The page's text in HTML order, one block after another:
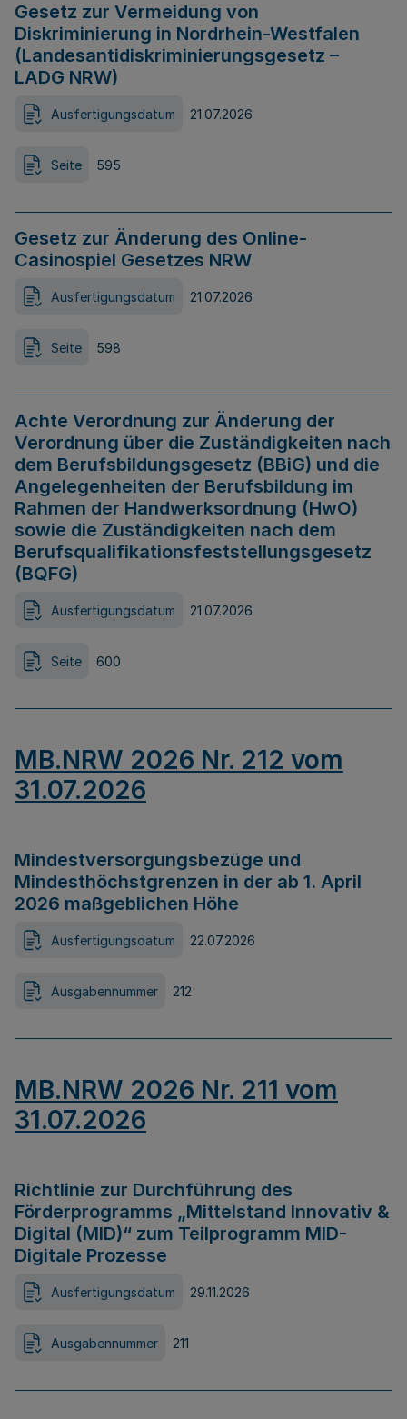
Gesetz zur Vermeidung von
Diskriminierung in Nordrhein-Westfalen
(Landesantidiskriminierungsgesetz –
LADG NRW)
Ausfertigungsdatum 21.07.2026
Seite 595
Gesetz zur Änderung des Online-
Casinospiel Gesetzes NRW
Ausfertigungsdatum 21.07.2026
Seite 598
Achte Verordnung zur Änderung der
Verordnung über die Zuständigkeiten nach
dem Berufsbildungsgesetz (BBiG) und die
Angelegenheiten der Berufsbildung im
Rahmen der Handwerksordnung (HwO)
sowie die Zuständigkeiten nach dem
Berufsqualifikationsfeststellungsgesetz
(BQFG)
Ausfertigungsdatum 21.07.2026
Seite 600
MB.NRW 2026 Nr. 212 vom
31.07.2026
Mindestversorgungsbezüge und
Mindesthöchstgrenzen in der ab 1. April
2026 maßgeblichen Höhe
Ausfertigungsdatum 22.07.2026
Ausgabennummer 212
MB.NRW 2026 Nr. 211 vom
31.07.2026
Richtlinie zur Durchführung des
Förderprogramms „Mittelstand Innovativ &
Digital (MID)“ zum Teilprogramm MID-
Digitale Prozesse
Ausfertigungsdatum 29.11.2026
Ausgabennummer 211